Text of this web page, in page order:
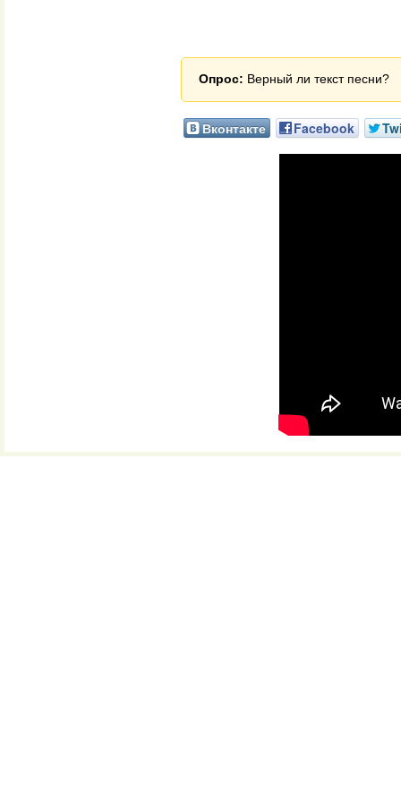
Опрос: Верный ли текст песни?
Вконтакте Facebook